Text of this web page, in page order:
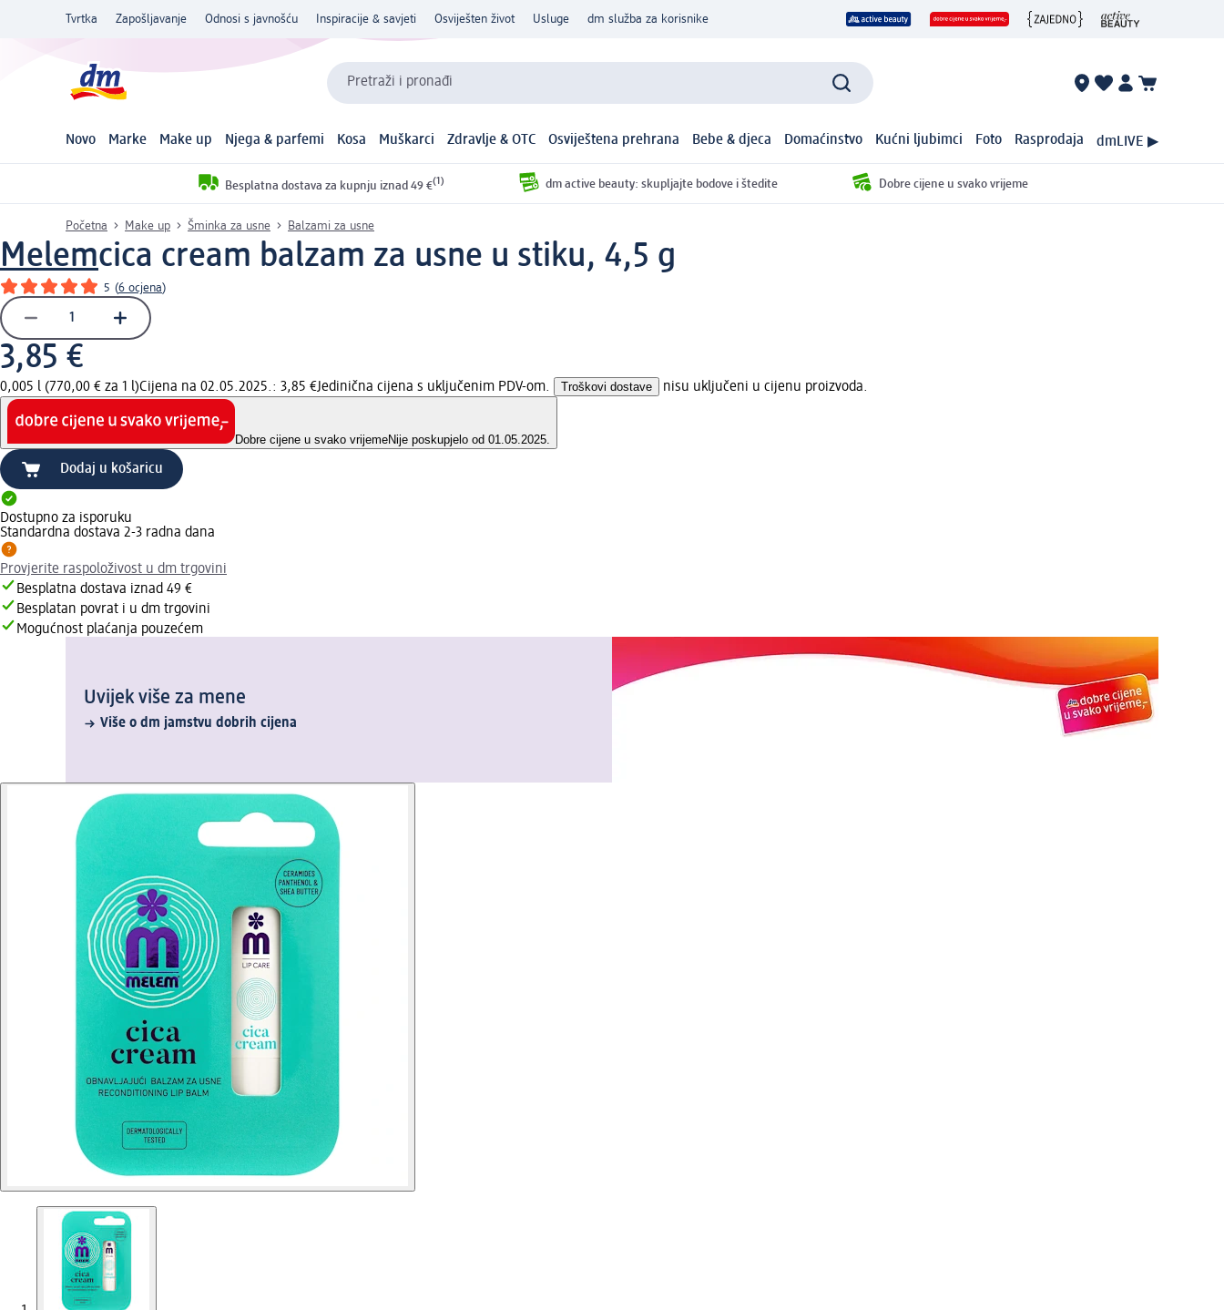
Tvrtka Zapošljavanje Odnosi s javnošću Inspiracije & savjeti Osviješten život Usluge dm služba za korisnike
Pretraži i pronađi
Novo Marke Make up Njega & parfemi Kosa Muškarci Zdravlje & OTC Osviještena prehrana Bebe & djeca Domaćinstvo Kućni ljubimci Foto Rasprodaja dmLIVE ▶
Besplatna dostava za kupnju iznad 49 €(1) dm active beauty: skupljajte bodove i štedite Dobre cijene u svako vrijeme
Početna Make up Šminka za usne Balzami za usne
Melemcica cream balzam za usne u stiku, 4,5 g
5 (6 ocjena)
3,85 €
0,005 l (770,00 € za 1 l)Cijena na 02.05.2025.: 3,85 €Jedinična cijena s uključenim PDV-om. Troškovi dostave nisu uključeni u cijenu proizvoda.
Dobre cijene u svako vrijemeNije poskupjelo od 01.05.2025.
Dodaj u košaricu
Dostupno za isporuku
Standardna dostava 2-3 radna dana
Provjerite raspoloživost u dm trgovini
Besplatna dostava iznad 49 €
Besplatan povrat i u dm trgovini
Mogućnost plaćanja pouzećem
Uvijek više za mene
Više o dm jamstvu dobrih cijena